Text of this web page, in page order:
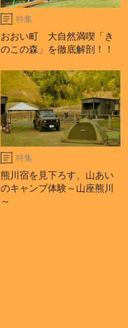
特集
おおい町 大自然満喫「き
のこの森」を徹底解剖！！
特集
熊川宿を見下ろす、山あい
のキャンプ体験～山座熊川
～